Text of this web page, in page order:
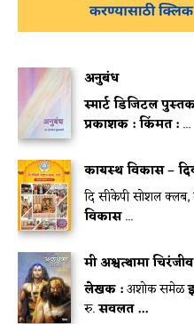
अनुबंध
स्मार्ट डिजिटल
प्रकाशक :किंमत : ...
कायस्थ विकास –
दि सीकेपी सोशल
विकास...
मी अश्वत्थामा चिरंजीव
लेखक :अशोक समेळ
रु.सवलत ...